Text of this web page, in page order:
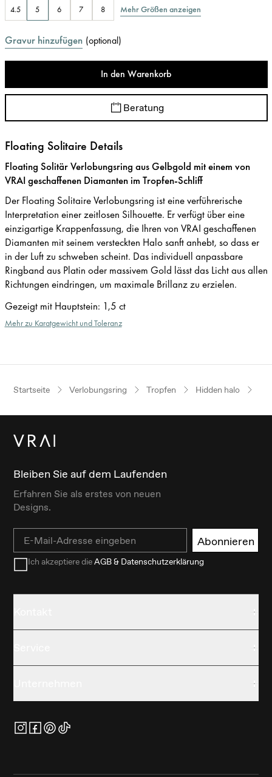
4.5 5 6 7 8 Mehr Größen anzeigen
Gravur hinzufügen (optional)
In den Warenkorb
Beratung
Floating Solitaire Details
Floating Solitär Verlobungsring aus Gelbgold mit einem von
VRAI geschaffenen Diamanten im Tropfen-Schliff
Der Floating Solitaire Verlobungsring ist eine verführerische
Interpretation einer zeitlosen Silhouette. Er verfügt über eine
einzigartige Krappenfassung, die Ihren von VRAI geschaffenen
Diamanten mit seinem versteckten Halo sanft anhebt, so dass er
in der Luft zu schweben scheint. Das individuell anpassbare
Ringband aus Platin oder massivem Gold lässt das Licht aus allen
Richtungen eindringen, um maximale Brillanz zu erzielen.
Gezeigt mit Hauptstein: 1,5 ct
Mehr zu Karatgewicht und Toleranz
Startseite Verlobungsring Tropfen Hidden halo
Bleiben Sie auf dem Laufenden
Erfahren Sie als erstes von neuen
Designs.
Email Abonnieren
Ich akzeptiere dieAGB & Datenschutzerklärung